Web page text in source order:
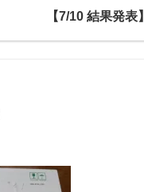
【7/10 結果発表】